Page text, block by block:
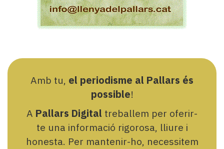
Amb tu, el periodisme al Pallars és
possible!
A Pallars Digital treballem per oferir-
te una informació rigorosa, lliure i
honesta. Per mantenir-ho, necessitem